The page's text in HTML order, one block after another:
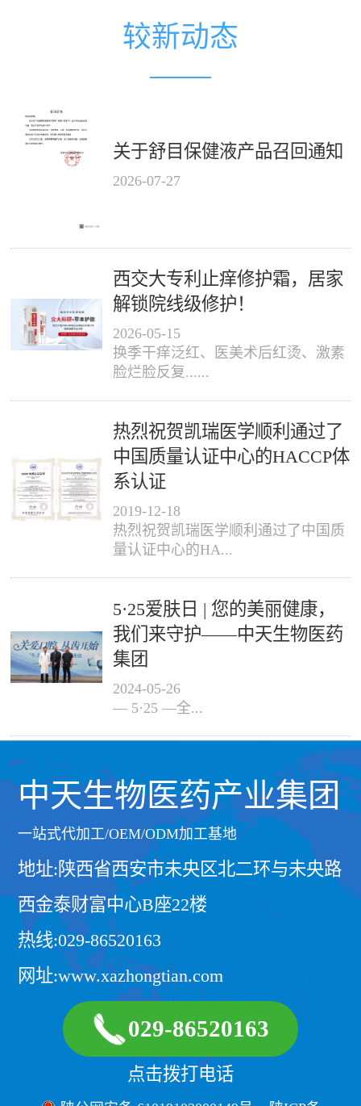
较新动态
关于舒目保健液产品召回通知
2026-07-27
西交大专利止痒修护霜，居家
解锁院线级修护！
2026-05-15
换季干痒泛红、医美术后红烫、激素
脸烂脸反复......
热烈祝贺凯瑞医学顺利通过了
中国质量认证中心的HACCP体
系认证
2019-12-18
热烈祝贺凯瑞医学顺利通过了中国质
量认证中心的HA...
5·25爱肤日 | 您的美丽健康，
我们来守护——中天生物医药
集团
2024-05-26
— 5·25 —全...
中天生物医药产业集团
一站式代加工/OEM/ODM加工基地
地址:陕西省西安市未央区北二环与未央路
西金泰财富中心B座22楼
热线:029-86520163
网址:www.xazhongtian.com
029-86520163
点击拨打电话